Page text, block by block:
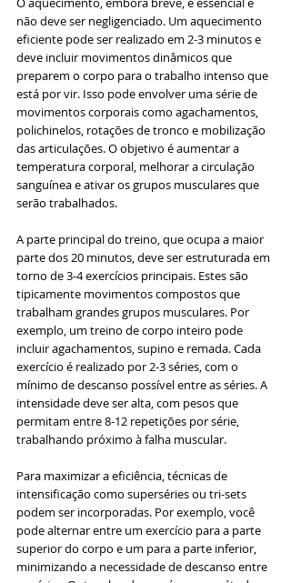
não deve ser negligenciado. Um aquecimento
eficiente pode ser realizado em 2-3 minutos e
deve incluir movimentos dinâmicos que
preparem o corpo para o trabalho intenso que
está por vir. Isso pode envolver uma série de
movimentos corporais como agachamentos,
polichinelos, rotações de tronco e mobilização
das articulações. O objetivo é aumentar a
temperatura corporal, melhorar a circulação
sanguínea e ativar os grupos musculares que
serão trabalhados.
A parte principal do treino, que ocupa a maior
parte dos 20 minutos, deve ser estruturada em
torno de 3-4 exercícios principais. Estes são
tipicamente movimentos compostos que
trabalham grandes grupos musculares. Por
exemplo, um treino de corpo inteiro pode
incluir agachamentos, supino e remada. Cada
exercício é realizado por 2-3 séries, com o
mínimo de descanso possível entre as séries. A
intensidade deve ser alta, com pesos que
permitam entre 8-12 repetições por série,
trabalhando próximo à falha muscular.
Para maximizar a eficiência, técnicas de
intensificação como superséries ou tri-sets
podem ser incorporadas. Por exemplo, você
pode alternar entre um exercício para a parte
superior do corpo e um para a parte inferior,
minimizando a necessidade de descanso entre